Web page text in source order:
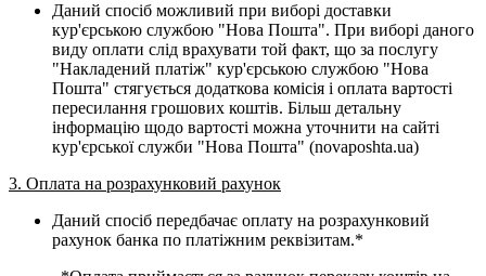
Даний спосіб можливий при виборі доставки
кур'єрською службою "Нова Пошта". При виборі даного
виду оплати слід врахувати той факт, що за послугу
"Накладений платіж" кур'єрською службою "Нова
Пошта" стягується додаткова комісія і оплата вартості
пересилання грошових коштів. Більш детальну
інформацію щодо вартості можна уточнити на сайті
кур'єрської служби "Нова Пошта" (novaposhta.ua)
3. Оплата на розрахунковий рахунок
Даний спосіб передбачає оплату на розрахунковий
рахунок банка по платіжним реквізитам.*